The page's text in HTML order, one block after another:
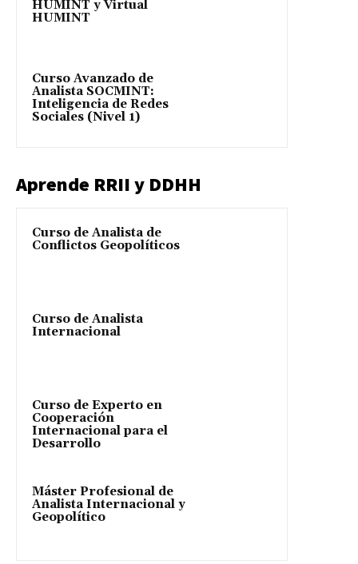
HUMINT y Virtual
HUMINT
Curso Avanzado de
Analista SOCMINT:
Inteligencia de Redes
Sociales (Nivel 1)
Aprende RRII y DDHH
Curso de Analista de
Conflictos Geopolíticos
Curso de Analista
Internacional
Curso de Experto en
Cooperación
Internacional para el
Desarrollo
Máster Profesional de
Analista Internacional y
Geopolítico